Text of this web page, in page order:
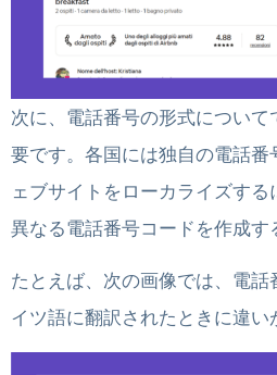
次に、電話番号の形式につい
要です。各国には独自の電話番
ェブサイトをローカライズす
異なる電話番号コードを作成す
たとえば、次の画像では、電話
イツ語に翻訳されたときに違い